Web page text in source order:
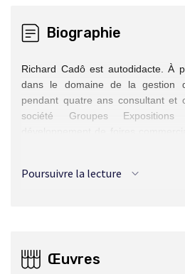
Biographie
Richard Cadô est autodidacte. À
dans le domaine de la gestion
pendant quatre ans consultant et
société Groupes
de conseil en matière de propriété
Poursuivre la lecture
Œuvres